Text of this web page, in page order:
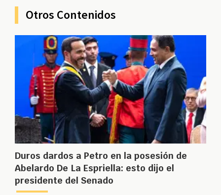
Otros Contenidos
Duros dardos a Petro en la posesión de
Abelardo De La Espriella: esto dijo el
presidente del Senado